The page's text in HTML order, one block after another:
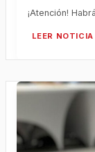
¡Atención!